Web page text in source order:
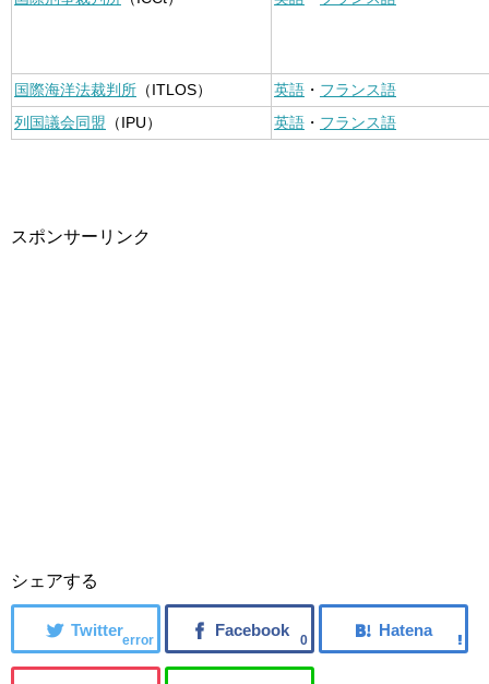
国際海洋法裁判所 （ITLOS） 英語 ・ フランス語
列国議会同盟 （IPU） 英語 ・ フランス語
スポンサーリンク
シェアする
error 0